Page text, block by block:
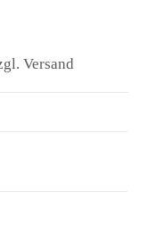
Versand